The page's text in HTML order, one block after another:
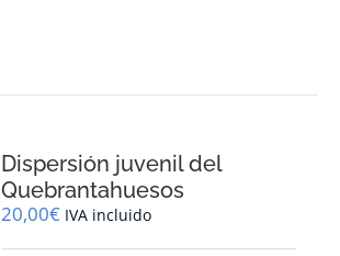
Dispersión juvenil del
Quebrantahuesos
20,00€ IVA incluido